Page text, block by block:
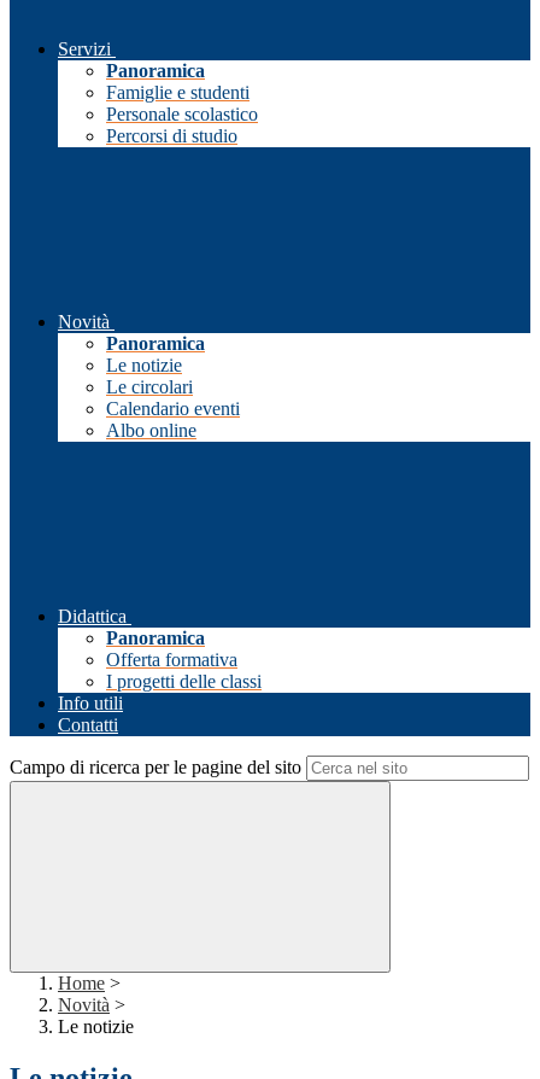
Servizi
Panoramica
Famiglie e studenti
Personale scolastico
Percorsi di studio
Novità
Panoramica
Le notizie
Le circolari
Calendario eventi
Albo online
Didattica
Panoramica
Offerta formativa
I progetti delle classi
Info utili
Contatti
Campo di ricerca per le pagine del sito
Home >
Novità >
Le notizie